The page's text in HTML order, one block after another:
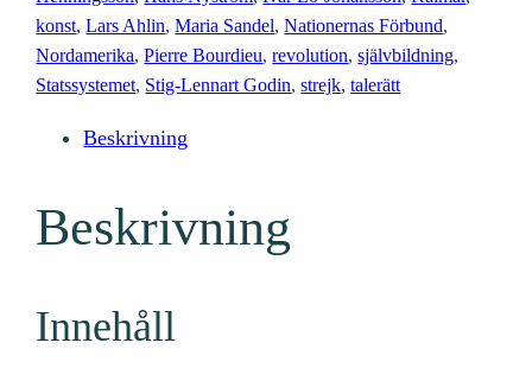
7
4
(
5
:
-
konst, Lars Ahlin, Maria Sandel, Nationernas Förbund
Nordamerika, Pierre Bourdieu, revolution, självbildning
Statssystemet, Stig-Lennart Godin, strejk, talerätt
Beskrivning
Beskrivning
Innehåll